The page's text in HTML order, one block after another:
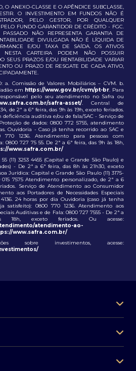
O ANEXO-CLASSE E O APÊNDICE SUBCLASSE,
O INVESTIMENTO EM FUNDOS NÃO É
PELO GESTOR, POR QUALQUER
FUNDO GARANTIDOR DE CRÉDITO - FGC.
NÃO REPRESENTA GARANTIA DE
DIVULGADA NÃO É LÍQUIDA DE
E/OU TAXA DE SAÍDA. OS ATIVOS
NESTA CARTEIRA PODEM NÃO POSSUIR
SEUS PRAZOS E/OU RENTABILIDADE VARIAR
OU PRAZO DE RESGATE DE CADA ATIVO,
a. Comissão de Valores Mobiliários – CVM. b.
em https://www.gov.br/cvm/pt-br. Para
pelo seu atendimento no Safra ou
safra-asset/. Central de
de 2ª a 6ª feira, das 9h às 19h, exceto feriados.
auditiva e/ou de fala/SAC - Serviço de
de dados: 0800 772 5755, atendimento
Ouvidoria - Caso já tenha recorrido ao SAC e
770 1236. Atendimento para pessoas com
727 75 55. De 2ª a 6ª feira, das 9h às 18h,
www.safra.com.br/
(11) 3253 4455 (Capital e Grande São Paulo) e
- De 2ª a 6ª feira, das 8h às 21h30, exceto
Jurídica: Capital e Grande São Paulo (11) 3175-
7575 Atendimento personalizado, de 2ª a 6
Serviço de Atendimento ao Consumidor
aos Portadores de Necessidades Especiais
24 horas por dia Ouvidoria (caso já tenha
satisfeito): 0800 770 1236. Atendimento aos
Auditivas e de Fala: 0800 727 7555 - De 2ª a
exceto feriados. Ou acesse:
atendimento-ao-
www.safra.com.br/
sobre investimentos, acesse: